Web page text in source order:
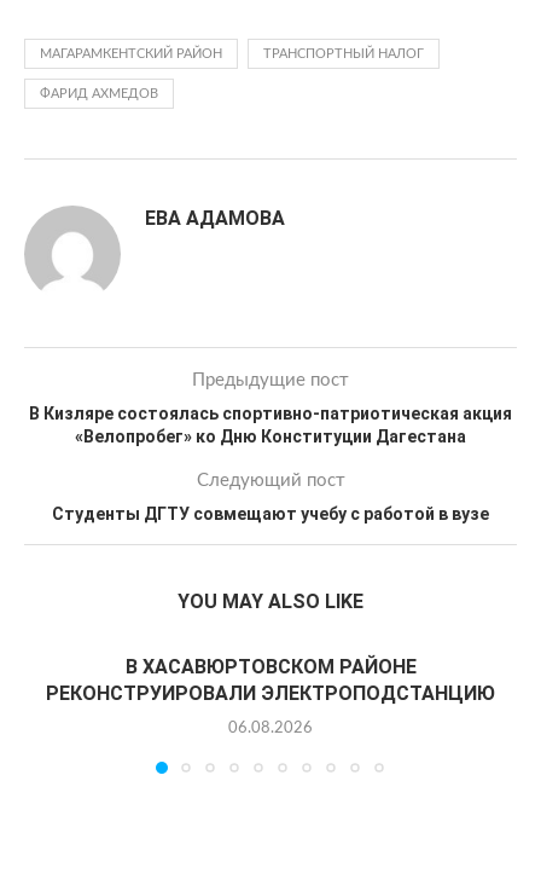
МАГАРАМКЕНТСКИЙ РАЙОН ТРАНСПОРТНЫЙ НАЛОГ
ФАРИД АХМЕДОВ
ЕВА АДАМОВА
Предыдущие пост
В Кизляре состоялась спортивно-патриотическая акция
«Велопробег» ко Дню Конституции Дагестана
Следующий пост
Студенты ДГТУ совмещают учебу с работой в вузе
YOU MAY ALSO LIKE
В ХАСАВЮРТОВСКОМ РАЙОНЕ
РЕКОНСТРУИРОВАЛИ ЭЛЕКТРОПОДСТАНЦИЮ
06.08.2026